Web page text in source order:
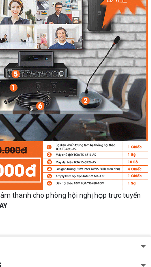
thanh cho phòng hội nghị họp trực tuyến